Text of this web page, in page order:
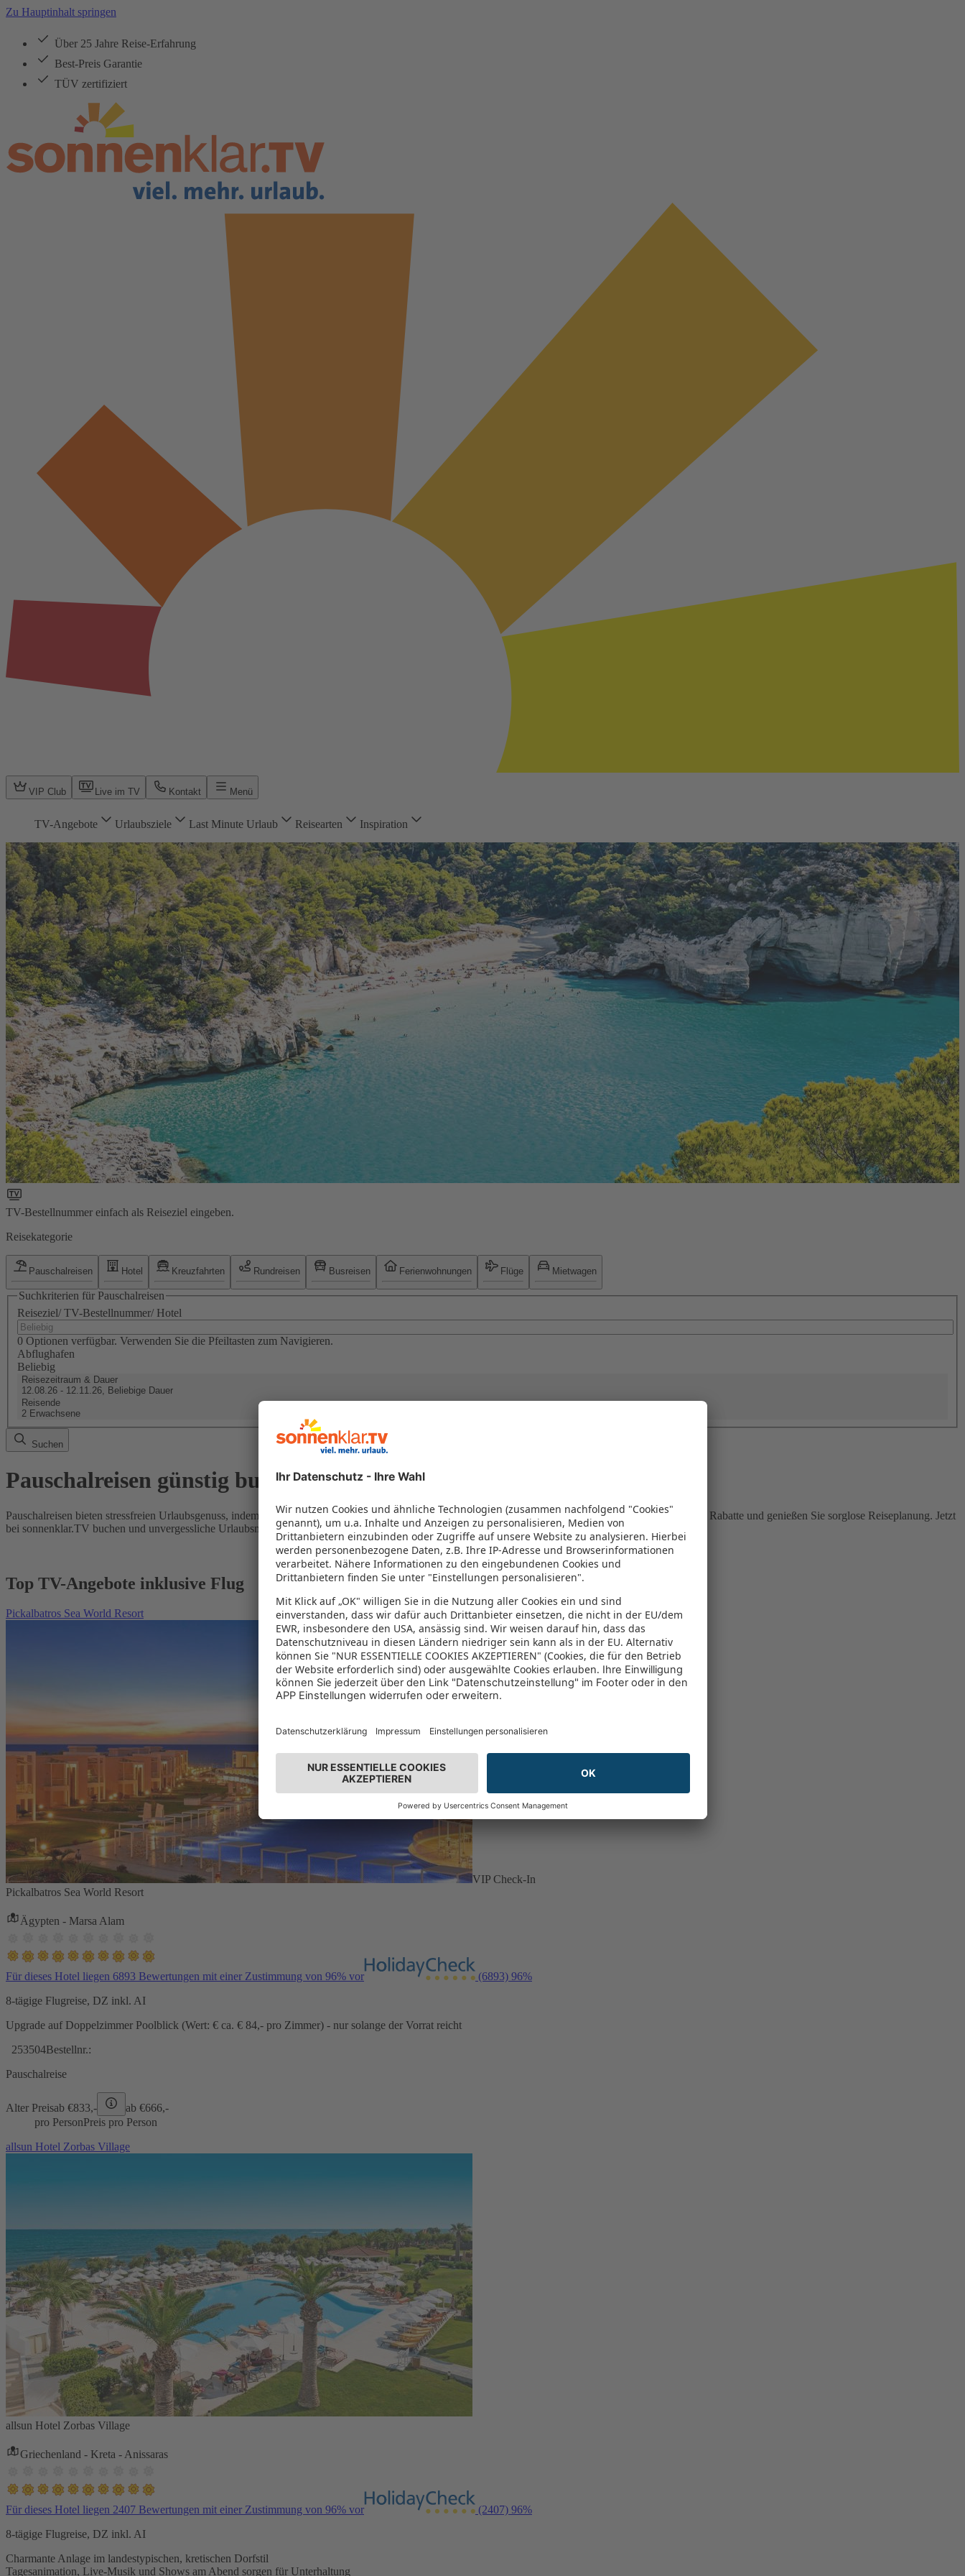
Zu Hauptinhalt springen
Über 25 Jahre Reise-Erfahrung
Best-Preis Garantie
TÜV zertifiziert
VIP Club Live im TV Kontakt Menü
TV-Angebote Urlaubsziele Last Minute Urlaub Reisearten Inspiration
TV-Bestellnummer einfach als Reiseziel eingeben.
Reisekategorie
Pauschalreisen Hotel Kreuzfahrten Rundreisen Busreisen Ferienwohnungen Flüge Mietwagen
Suchkriterien für Pauschalreisen
Reiseziel/ TV-Bestellnummer/ Hotel
0 Optionen verfügbar. Verwenden Sie die Pfeiltasten zum Navigieren.
Abflughafen
Beliebig
Reisezeitraum & Dauer
12.08.26 - 12.11.26, Beliebige Dauer
Reisende
2 Erwachsene
Suchen
Pauschalreisen günstig buchen
Pauschalreisen bieten stressfreien Urlaubsgenuss, indem Flug und Hotel in einem Paket kombiniert werden – das spart Zeit und Geld. Nutzen Sie attraktive Rabatte und genießen Sie sorglose Reiseplanung. Jetzt
bei sonnenklar.TV buchen und unvergessliche Urlaubsmomente erleben!
Top TV-Angebote inklusive Flug
Pickalbatros Sea World Resort
VIP Check-In
Pickalbatros Sea World Resort
Ägypten - Marsa Alam
Für dieses Hotel liegen 6893 Bewertungen mit einer Zustimmung von 96% vor (6893) 96%
8-tägige Flugreise, DZ inkl. AI
Upgrade auf Doppelzimmer Poolblick (Wert: € ca. € 84,- pro Zimmer) - nur solange der Vorrat reicht
253504Bestellnr.:
Pauschalreise
Alter Preisab €833,- ab €666,-
pro PersonPreis pro Person
allsun Hotel Zorbas Village
allsun Hotel Zorbas Village
Griechenland - Kreta - Anissaras
Für dieses Hotel liegen 2407 Bewertungen mit einer Zustimmung von 96% vor (2407) 96%
8-tägige Flugreise, DZ inkl. AI
Charmante Anlage im landestypischen, kretischen Dorfstil
Tagesanimation, Live-Musik und Shows am Abend sorgen für Unterhaltung